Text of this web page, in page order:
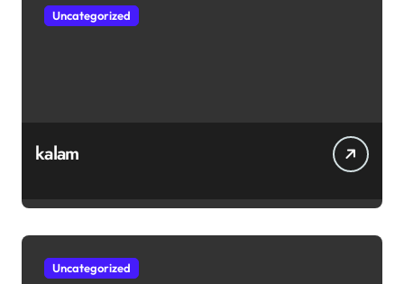
Uncategorized
kalam
Uncategorized